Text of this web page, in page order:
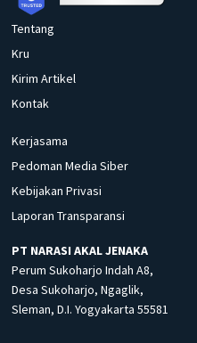
Tentang
Kru
Kirim Artikel
Kontak
Kerjasama
Pedoman Media Siber
Kebijakan Privasi
Laporan Transparansi
PT NARASI AKAL JENAKA
Perum Sukoharjo Indah A8,
Desa Sukoharjo, Ngaglik,
Sleman, D.I. Yogyakarta 55581